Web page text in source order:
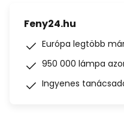
Feny24.hu
Európa legtöbb
950 000 lámpa
Ingyenes